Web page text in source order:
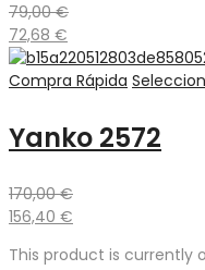
79,00€
72,68 €
Compra Rápida
Yanko 2572
170,00€
156,40 €
This product is currently